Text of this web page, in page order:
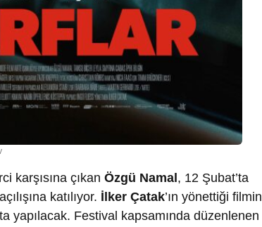
karşısına çıkan Özgü Namal , 12 Şubat’ta
katılıyor. İlker Çatak’ın yönettiği filmin
yapılacak. Festival kapsamında düzenlenen